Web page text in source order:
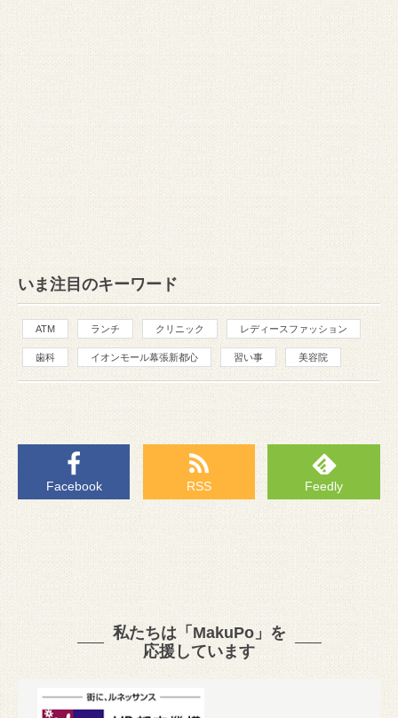
いま注目のキーワード
ATM ランチ クリニック レディースファッション
歯科 イオンモール幕張新都心 習い事 美容院
Facebook RSS Feedly
私たちは「MakuPo」を
応援しています